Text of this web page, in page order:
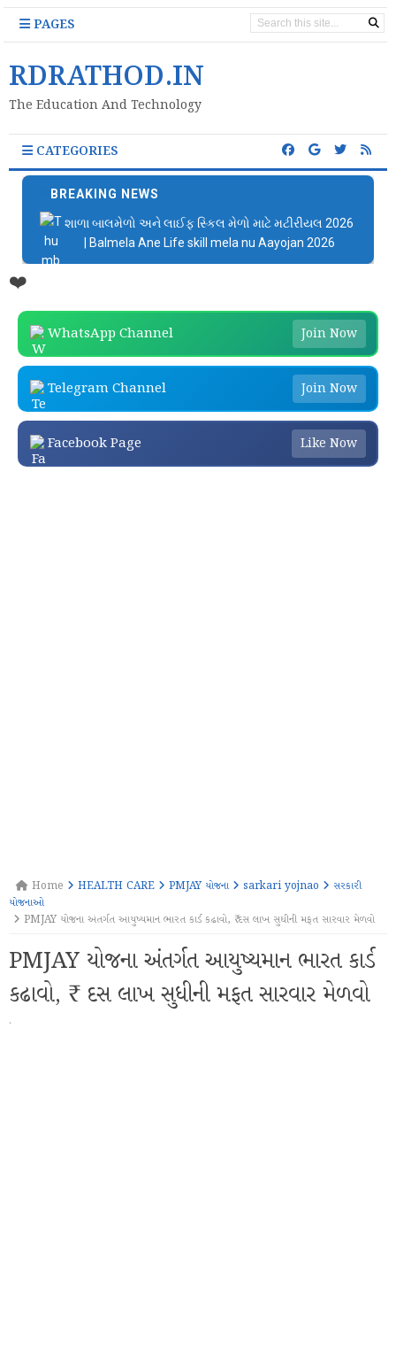
PAGES
RDRATHOD.IN
The Education And Technology
CATEGORIES
BREAKING NEWS
📚 બાળકોને વાંચતા શીખવવા માટે Google ની ખૂબ સરસ
એપ્લિકેશન
❤️
WhatsApp Channel Join Now
Telegram Channel Join Now
Facebook Page Like Now
Home HEALTH CARE PMJAY યોજના sarkari yojnao
સરકારી
યોજનાઓ
PMJAY યોજના અંતર્ગત આયુષ્યમાન ભારત કાર્ડ કઢાવો, ₹ દસ લાખ સુધીની મફત સારવાર મેળવો
PMJAY યોજના અંતર્ગત આયુષ્યમાન ભારત કાર્ડ
કઢાવો, ₹ દસ લાખ સુધીની મફત સારવાર મેળવો
·